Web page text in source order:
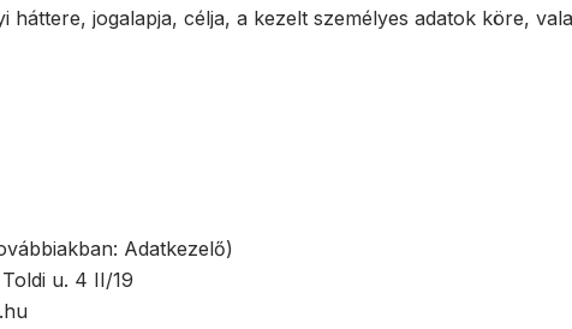
háttere, jogalapja, célja, a kezelt személyes adatok köre,
Adatkezelő)
u. 4 II/19